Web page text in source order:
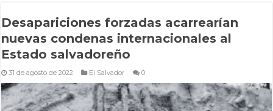
Desapariciones forzadas acarrearían
nuevas condenas internacionales al
Estado salvadoreño
31 de agosto de 2022 El Salvador 0